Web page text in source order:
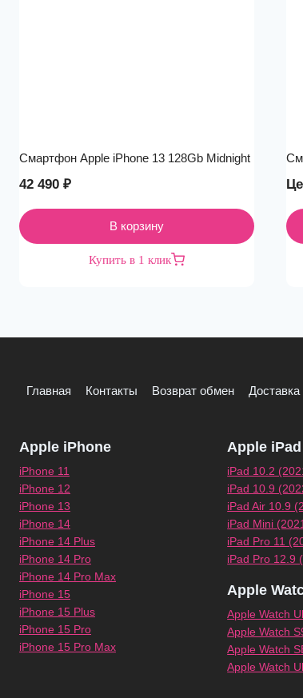
Смартфон Apple iPhone 13 128Gb Midnight
42 490 ₽
В корзину
Купить в 1 клик
Главная Контакты Возврат обмен Доставка
Apple iPhone
iPhone 11
iPhone 12
iPhone 13
iPhone 14
iPhone 14 Plus
iPhone 14 Pro
iPhone 14 Pro Max
iPhone 15
iPhone 15 Plus
iPhone 15 Pro
iPhone 15 Pro Max
Apple iPad
iPad 10.2
iPad 10.9
iPad Air 10.9
iPad Mini
iPad Pro 11
iPad Pro 12.9
Apple
Apple Watch
Apple Watch
Apple Watch
Apple Watch